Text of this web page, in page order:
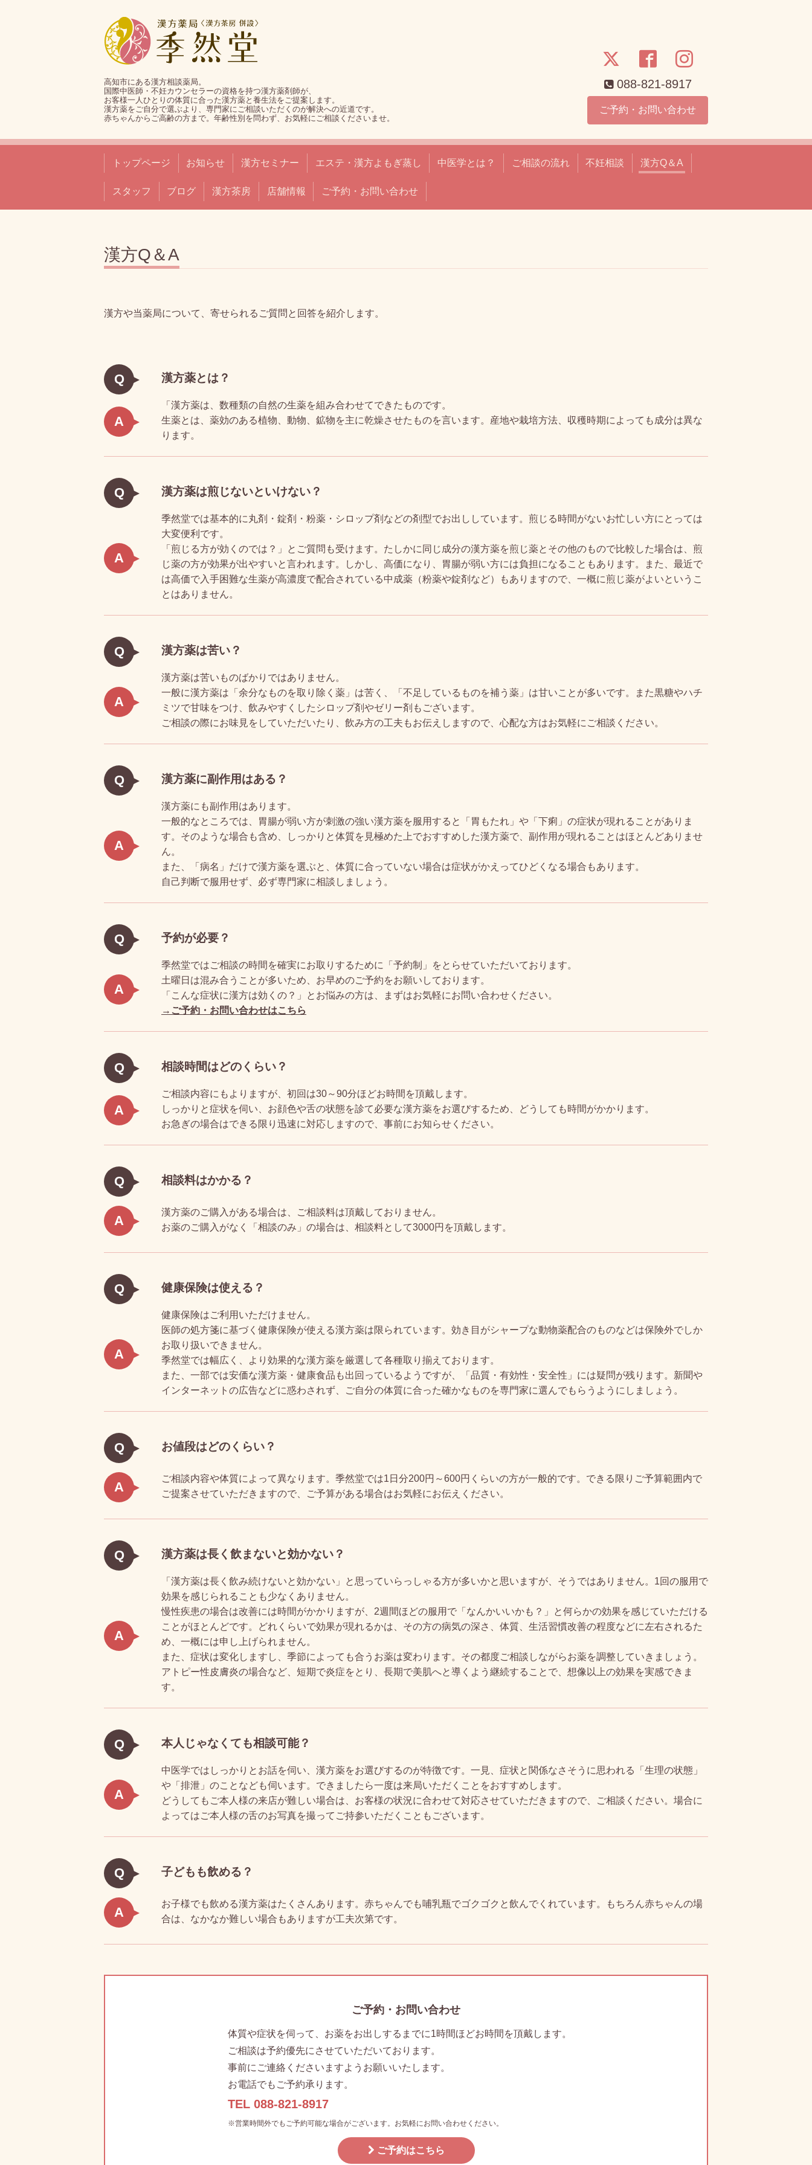
高知市にある漢方相談薬局。
国際中医師・不妊カウンセラーの資格を持つ漢方薬剤師が、
お客様一人ひとりの体質に合った漢方薬と養生法をご提案します。
漢方薬をご自分で選ぶより、専門家にご相談いただくのが解決への近道です。
赤ちゃんからご高齢の方まで。年齢性別を問わず、お気軽にご相談くださいませ。
088-821-8917
ご予約・お問い合わせ
トップページ お知らせ 漢方セミナー エステ・漢方よもぎ蒸し 中医学とは？ ご相談の流れ 不妊相談 漢方Q＆A
スタッフ ブログ 漢方茶房 店舗情報 ご予約・お問い合わせ
漢方Q＆A
漢方や当薬局について、寄せられるご質問と回答を紹介します。
Q 漢方薬とは？
A
「漢方薬は、数種類の自然の生薬を組み合わせてできたものです。
生薬とは、薬効のある植物、動物、鉱物を主に乾燥させたものを言います。産地や栽培方法、収穫時期によっても成分は異な
ります。
Q 漢方薬は煎じないといけない？
A
季然堂では基本的に丸剤・錠剤・粉薬・シロップ剤などの剤型でお出ししています。煎じる時間がないお忙しい方にとっては
大変便利です。
「煎じる方が効くのでは？」とご質問も受けます。たしかに同じ成分の漢方薬を煎じ薬とその他のもので比較した場合は、煎
じ薬の方が効果が出やすいと言われます。しかし、高価になり、胃腸が弱い方には負担になることもあります。また、最近で
は高価で入手困難な生薬が高濃度で配合されている中成薬（粉薬や錠剤など）もありますので、一概に煎じ薬がよいというこ
とはありません。
Q 漢方薬は苦い？
A
漢方薬は苦いものばかりではありません。
一般に漢方薬は「余分なものを取り除く薬」は苦く、「不足しているものを補う薬」は甘いことが多いです。また黒糖やハチ
ミツで甘味をつけ、飲みやすくしたシロップ剤やゼリー剤もございます。
ご相談の際にお味見をしていただいたり、飲み方の工夫もお伝えしますので、心配な方はお気軽にご相談ください。
Q 漢方薬に副作用はある？
A
漢方薬にも副作用はあります。
一般的なところでは、胃腸が弱い方が刺激の強い漢方薬を服用すると「胃もたれ」や「下痢」の症状が現れることがありま
す。そのような場合も含め、しっかりと体質を見極めた上でおすすめした漢方薬で、副作用が現れることはほとんどありませ
ん。
また、「病名」だけで漢方薬を選ぶと、体質に合っていない場合は症状がかえってひどくなる場合もあります。
自己判断で服用せず、必ず専門家に相談しましょう。
Q 予約が必要？
A
季然堂ではご相談の時間を確実にお取りするために「予約制」をとらせていただいております。
土曜日は混み合うことが多いため、お早めのご予約をお願いしております。
「こんな症状に漢方は効くの？」とお悩みの方は、まずはお気軽にお問い合わせください。
→ご予約・お問い合わせはこちら
Q 相談時間はどのくらい？
A
ご相談内容にもよりますが、初回は30～90分ほどお時間を頂戴します。
しっかりと症状を伺い、お顔色や舌の状態を診て必要な漢方薬をお選びするため、どうしても時間がかかります。
お急ぎの場合はできる限り迅速に対応しますので、事前にお知らせください。
Q 相談料はかかる？
A
漢方薬のご購入がある場合は、ご相談料は頂戴しておりません。
お薬のご購入がなく「相談のみ」の場合は、相談料として3000円を頂戴します。
Q 健康保険は使える？
A
健康保険はご利用いただけません。
医師の処方箋に基づく健康保険が使える漢方薬は限られています。効き目がシャープな動物薬配合のものなどは保険外でしか
お取り扱いできません。
季然堂では幅広く、より効果的な漢方薬を厳選して各種取り揃えております。
また、一部では安価な漢方薬・健康食品も出回っているようですが、「品質・有効性・安全性」には疑問が残ります。新聞や
インターネットの広告などに惑わされず、ご自分の体質に合った確かなものを専門家に選んでもらうようにしましょう。
Q お値段はどのくらい？
A
ご相談内容や体質によって異なります。季然堂では1日分200円～600円くらいの方が一般的です。できる限りご予算範囲内で
ご提案させていただきますので、ご予算がある場合はお気軽にお伝えください。
Q 漢方薬は長く飲まないと効かない？
A
「漢方薬は長く飲み続けないと効かない」と思っていらっしゃる方が多いかと思いますが、そうではありません。1回の服用で
効果を感じられることも少なくありません。
慢性疾患の場合は改善には時間がかかりますが、2週間ほどの服用で「なんかいいかも？」と何らかの効果を感じていただける
ことがほとんどです。どれくらいで効果が現れるかは、その方の病気の深さ、体質、生活習慣改善の程度などに左右されるた
め、一概には申し上げられません。
また、症状は変化しますし、季節によっても合うお薬は変わります。その都度ご相談しながらお薬を調整していきましょう。
アトピー性皮膚炎の場合など、短期で炎症をとり、長期で美肌へと導くよう継続することで、想像以上の効果を実感できま
す。
Q 本人じゃなくても相談可能？
A
中医学ではしっかりとお話を伺い、漢方薬をお選びするのが特徴です。一見、症状と関係なさそうに思われる「生理の状態」
や「排泄」のことなども伺います。できましたら一度は来局いただくことをおすすめします。
どうしてもご本人様の来店が難しい場合は、お客様の状況に合わせて対応させていただきますので、ご相談ください。場合に
よってはご本人様の舌のお写真を撮ってご持参いただくこともございます。
Q 子どもも飲める？
A
お子様でも飲める漢方薬はたくさんあります。赤ちゃんでも哺乳瓶でゴクゴクと飲んでくれています。もちろん赤ちゃんの場
合は、なかなか難しい場合もありますが工夫次第です。
ご予約・お問い合わせ
体質や症状を伺って、お薬をお出しするまでに1時間ほどお時間を頂戴します。
ご相談は予約優先にさせていただいております。
事前にご連絡くださいますようお願いいたします。
お電話でもご予約承ります。
TEL 088-821-8917
※営業時間外でもご予約可能な場合がございます。お気軽にお問い合わせください。
ご予約はこちら